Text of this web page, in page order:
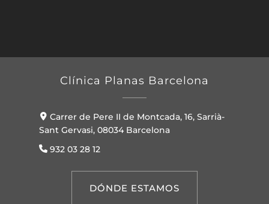
Clínica Planas Barcelona
Carrer de Pere II de Montcada, 16, Sarrià-
Sant Gervasi, 08034 Barcelona
932 03 28 12
DÓNDE ESTAMOS